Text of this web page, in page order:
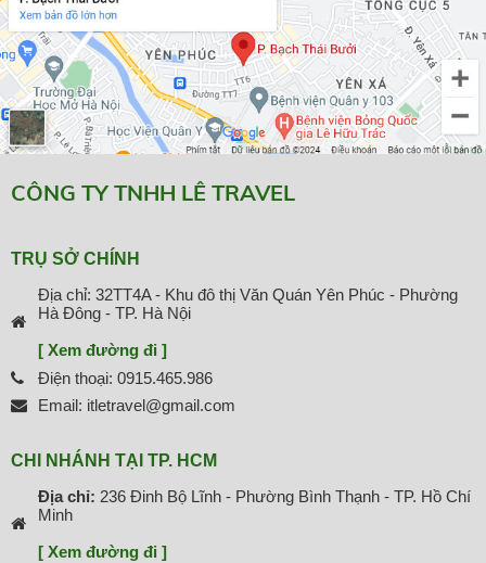
CÔNG TY TNHH LÊ TRAVEL
TRỤ SỞ CHÍNH
Địa chỉ: 32TT4A - Khu đô thị Văn Quán Yên Phúc - Phường
Hà Đông - TP. Hà Nội
[ Xem đường đi ]
Điện thoại: 0915.465.986
Email: itletravel@gmail.com
CHI NHÁNH TẠI TP. HCM
Địa chỉ: 236 Đinh Bộ Lĩnh - Phường Bình Thạnh - TP. Hồ Chí
Minh
[ Xem đường đi ]